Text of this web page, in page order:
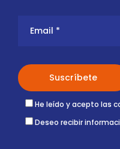
He leído y acepto las
Deseo recibir